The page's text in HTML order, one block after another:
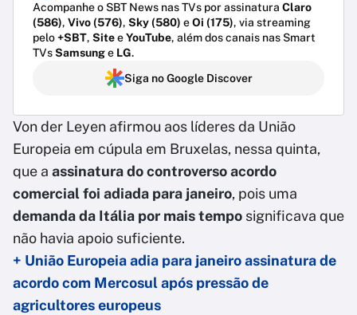
Acompanhe o SBT News nas TVs por assinatura Claro
(586), Vivo (576), Sky (580) eOi (175), via streaming
pelo+SBT, SiteeYouTube, além dos canais nas Smart
TVsSamsunge LG.
Siga no Google Discover
Von der Leyen afirmou aos líderes da União
Europeia em cúpula em Bruxelas, nessa quinta,
que a assinatura do controverso acordo
comercial foi adiada para janeiro, pois uma
demanda da Itália por mais tempo significava que
não havia apoio suficiente.
+ União Europeia adia para janeiro assinatura de
acordo com Mercosul após pressão de
agricultores europeus